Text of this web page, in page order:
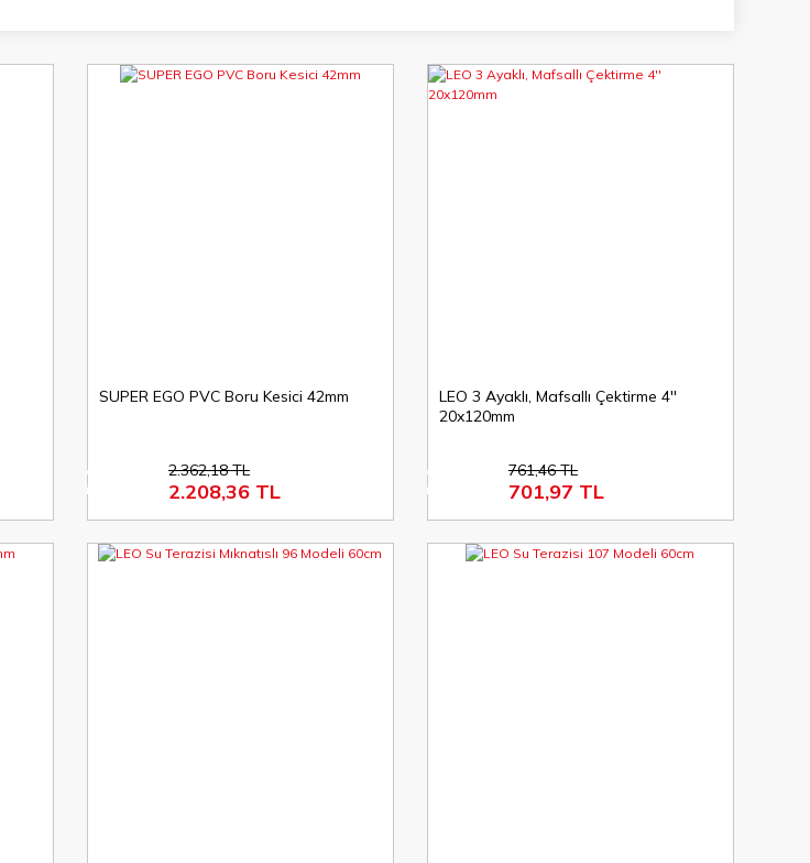
SUPER EGO PVC Boru Kesici 42mm
%7
indirim
2.362,18 TL
2.208,36 TL
LEO 3 Ayaklı, Mafsallı Çektirme 4''
20x120mm
%8
indirim
761,46 TL
701,97 TL
YENİ